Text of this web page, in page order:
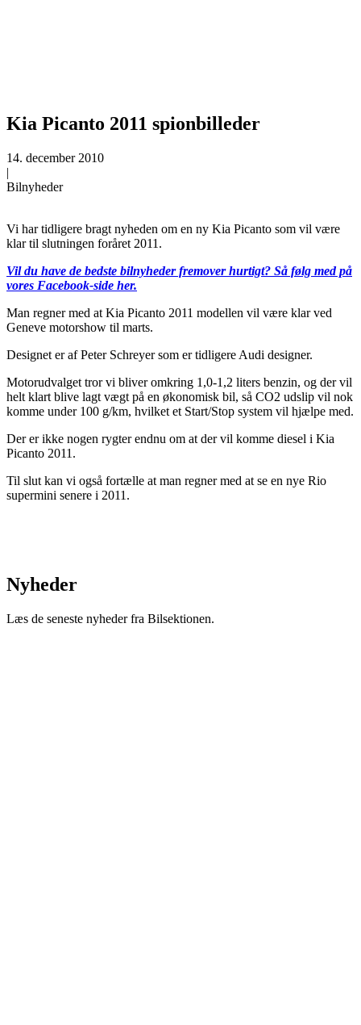
Kia Picanto 2011 spionbilleder
14. december 2010
|
Bilnyheder
Vi har tidligere bragt nyheden om en ny Kia Picanto som vil være
klar til slutningen foråret 2011.
Vil du have de bedste bilnyheder fremover hurtigt? Så følg med på
vores Facebook-side her.
Man regner med at Kia Picanto 2011 modellen vil være klar ved
Geneve motorshow til marts.
Designet er af Peter Schreyer som er tidligere Audi designer.
Motorudvalget tror vi bliver omkring 1,0-1,2 liters benzin, og der vil
helt klart blive lagt vægt på en økonomisk bil, så CO2 udslip vil nok
komme under 100 g/km, hvilket et Start/Stop system vil hjælpe med.
Der er ikke nogen rygter endnu om at der vil komme diesel i Kia
Picanto 2011.
Til slut kan vi også fortælle at man regner med at se en nye Rio
supermini senere i 2011.
Nyheder
Læs de seneste nyheder fra Bilsektionen.